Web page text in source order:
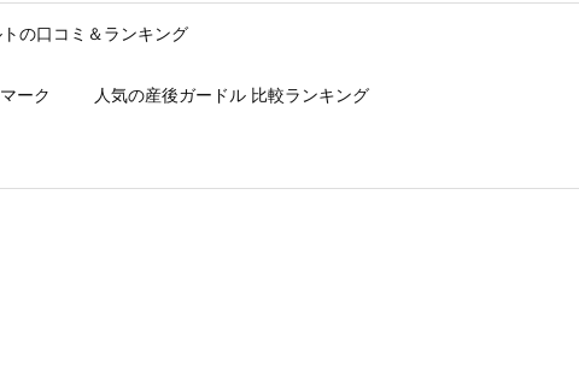
の口コミ＆ランキング
ーク 人気の産後ガードル 比較ランキング